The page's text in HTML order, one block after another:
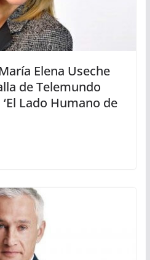
Elena Useche
de Telemundo
Lado Humano de